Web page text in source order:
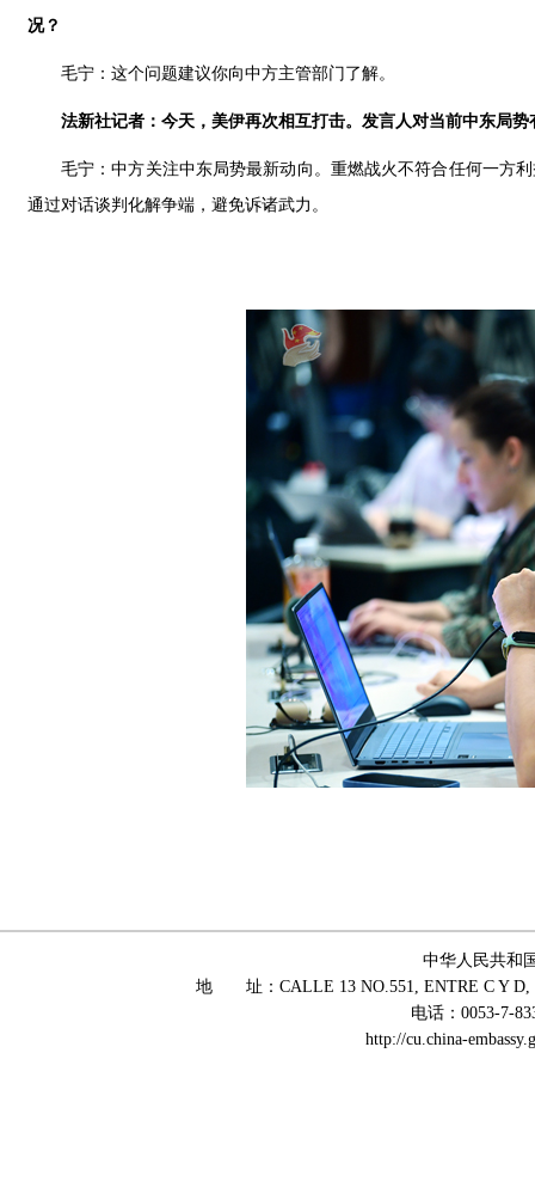
况？
毛宁：这个问题建议你向中方主管部门了解。
法新社记者：今天，美伊再次相互打击。发言人对当前中东局
毛宁：中方关注中东局势最新动向。重燃战火不符合任何一方
通过对话谈判化解争端，避免诉诸武力。
中华人民共和
地 址：CALLE 13 NO.551, ENTRE C Y D,
电话：0053-7-
http://cu.china-